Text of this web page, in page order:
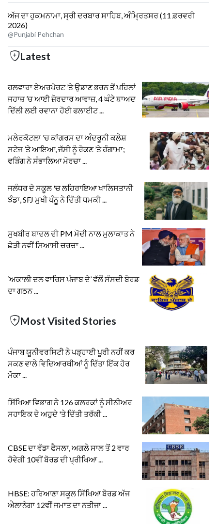
ਅੱਜ ਦਾ ਹੁਕਮਨਾਮਾ, ਸ੍ਰੀ ਦਰਬਾਰ ਸਾਹਿਬ, ਅੰਮ੍ਰਿਤਸਰ (11 ਫ਼ਰਵਰੀ
2026)
@Punjabi Pehchan
Latest
ਹਲਵਾਰਾ ਏਅਰਪੋਰਟ ’ਤੇ ਉਡਾਣ ਭਰਨ ਤੋਂ ਪਹਿਲਾਂ
ਜਹਾਜ਼ ’ਚ ਆਈ ਜ਼ੋਰਦਾਰ ਆਵਾਜ਼, 4 ਘੰਟੇ ਬਾਅਦ
ਦਿੱਲੀ ਲਈ ਰਵਾਨਾ ਹੋਈ ਫਲਾਈਟ ...
ਮਲੇਰਕੋਟਲਾ ’ਚ ਕਾਂਗਰਸ ਦਾ ਅੰਦਰੂਨੀ ਕਲੇਸ਼
ਸਟੇਜ ’ਤੇ ਆਇਆ, ਜੱਸੀ ਨੂੰ ਰੋਕਣ ’ਤੇ ਹੰਗਾਮਾ;
ਵੜਿੰਗ ਨੇ ਸੰਭਾਲਿਆ ਮੋਰਚਾ ...
ਜਲੰਧਰ ਦੇ ਸਕੂਲ 'ਚ ਲਹਿਰਾਇਆ ਖਾਲਿਸਤਾਨੀ
ਝੰਡਾ, SFJ ਮੁਖੀ ਪੰਨੂੂ ਨੇ ਦਿੱਤੀ ਧਮਕੀ ...
ਸੁਖਬੀਰ ਬਾਦਲ ਦੀ PM ਮੋਦੀ ਨਾਲ ਮੁਲਾਕਾਤ ਨੇ
ਛੇੜੀ ਨਵੀਂ ਸਿਆਸੀ ਚਰਚਾ ...
‘ਅਕਾਲੀ ਦਲ ਵਾਰਿਸ ਪੰਜਾਬ ਦੇ’ ਵੱਲੋਂ ਸੰਸਦੀ ਬੋਰਡ
ਦਾ ਗਠਨ ...
Most Visited Stories
ਪੰਜਾਬ ਯੂਨੀਵਰਸਿਟੀ ਨੇ ਪੜ੍ਹਾਈ ਪੂਰੀ ਨਹੀਂ ਕਰ
ਸਕਣ ਵਾਲੇ ਵਿਦਿਆਰਥੀਆਂ ਨੂੰ ਦਿੱਤਾ ਇੱਕ ਹੋਰ
ਮੌਕਾ ...
ਸਿੱਖਿਆ ਵਿਭਾਗ ਨੇ 126 ਕਲਰਕਾਂ ਨੂੰ ਸੀਨੀਅਰ
ਸਹਾਇਕ ਦੇ ਅਹੁਦੇ 'ਤੇ ਦਿੱਤੀ ਤਰੱਕੀ ...
CBSE ਦਾ ਵੱਡਾ ਫੈਸਲਾ, ਅਗਲੇ ਸਾਲ ਤੋਂ 2 ਵਾਰ
ਹੋਵੇਗੀ 10ਵੀਂ ਬੋਰਡ ਦੀ ਪ੍ਰੀਖਿਆ ...
HBSE: ਹਰਿਆਣਾ ਸਕੂਲ ਸਿੱਖਿਆ ਬੋਰਡ ਅੱਜ
ਐਲਾਨੇਗਾ 12ਵੀਂ ਜਮਾਤ ਦਾ ਨਤੀਜਾ ...